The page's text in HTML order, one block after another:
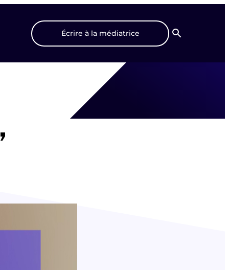
Écrire à la médiatrice
Recherche